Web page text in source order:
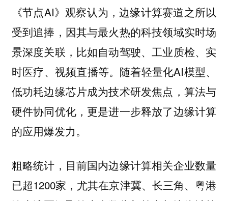
《节点AI》观察认为，边缘计算赛道之所以
受到追捧，因其与最火热的科技领域实时场
景深度关联，比如自动驾驶、工业质检、实
时医疗、视频直播等。随着轻量化AI模型、
低功耗边缘芯片成为技术研发焦点，算法与
硬件协同优化，更是进一步释放了边缘计算
的应用爆发力。
粗略统计，目前国内边缘计算相关企业数量
已超1200家，尤其在京津冀、长三角、粤港